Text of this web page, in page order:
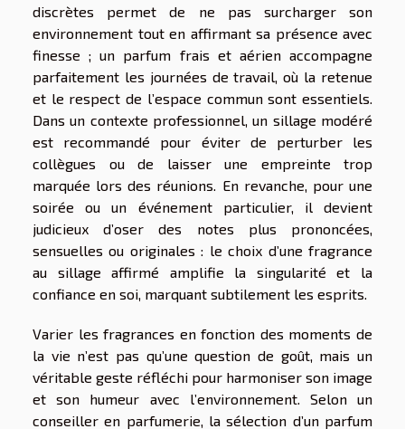
discrètes permet de ne pas surcharger son
environnement tout en affirmant sa présence avec
finesse ; un parfum frais et aérien accompagne
parfaitement les journées de travail, où la retenue
et le respect de l’espace commun sont essentiels.
Dans un contexte professionnel, un sillage modéré
est recommandé pour éviter de perturber les
collègues ou de laisser une empreinte trop
marquée lors des réunions. En revanche, pour une
soirée ou un événement particulier, il devient
judicieux d’oser des notes plus prononcées,
sensuelles ou originales : le choix d’une fragrance
au sillage affirmé amplifie la singularité et la
confiance en soi, marquant subtilement les esprits.
Varier les fragrances en fonction des moments de
la vie n’est pas qu’une question de goût, mais un
véritable geste réfléchi pour harmoniser son image
et son humeur avec l’environnement. Selon un
conseiller en parfumerie, la sélection d’un parfum